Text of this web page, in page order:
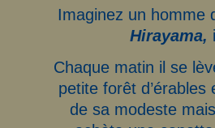
Imaginez un homme
Hirayama,
Chaque matin il se
petite forêt
de sa modeste